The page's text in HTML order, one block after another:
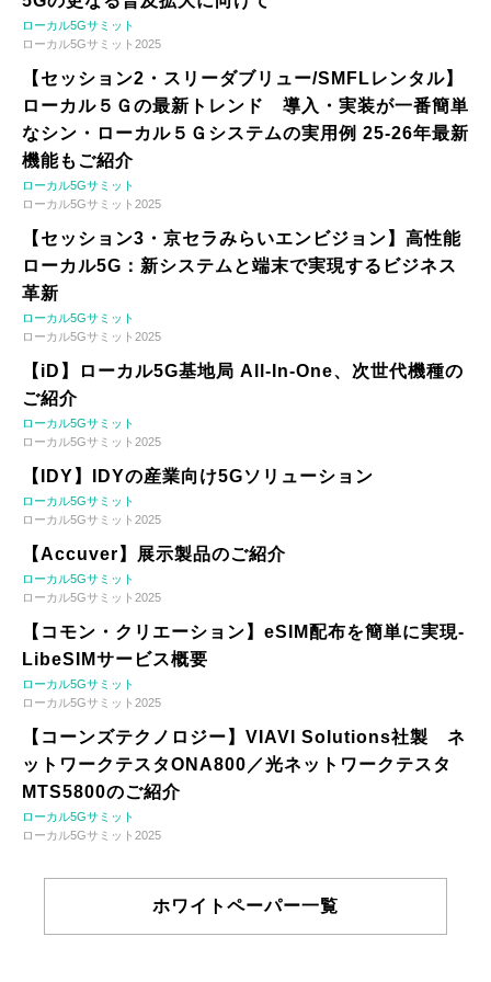
ローカル5Gサミット
ローカル5Gサミット2025
【セッション2・スリーダブリュー/SMFLレンタル】
ローカル５Ｇの最新トレンド 導入・実装が一番簡単
なシン・ローカル５Ｇシステムの実用例 25-26年最新
機能もご紹介
ローカル5Gサミット
ローカル5Gサミット2025
【セッション3・京セラみらいエンビジョン】高性能
ローカル5G：新システムと端末で実現するビジネス
革新
ローカル5Gサミット
ローカル5Gサミット2025
【iD】ローカル5G基地局 All-In-One、次世代機種の
ご紹介
ローカル5Gサミット
ローカル5Gサミット2025
【IDY】IDYの産業向け5Gソリューション
ローカル5Gサミット
ローカル5Gサミット2025
【Accuver】展示製品のご紹介
ローカル5Gサミット
ローカル5Gサミット2025
【コモン・クリエーション】eSIM配布を簡単に実現-
LibeSIMサービス概要
ローカル5Gサミット
ローカル5Gサミット2025
【コーンズテクノロジー】VIAVI Solutions社製 ネ
ットワークテスタONA800／光ネットワークテスタ
MTS5800のご紹介
ローカル5Gサミット
ローカル5Gサミット2025
ホワイトペーパー一覧